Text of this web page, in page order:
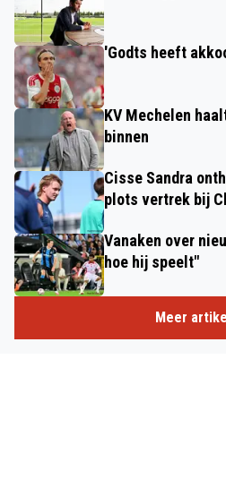
'Godts heeft
KV Mechelen
binnen
Cisse Sandra
plots vertrek bij
Vanaken over
hoe hij speelt"
Meer